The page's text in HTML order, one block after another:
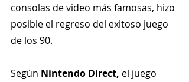
consolas de video más famosas, hizo
posible el regreso del exitoso juego
de los 90.
Según Nintendo Direct, el juego